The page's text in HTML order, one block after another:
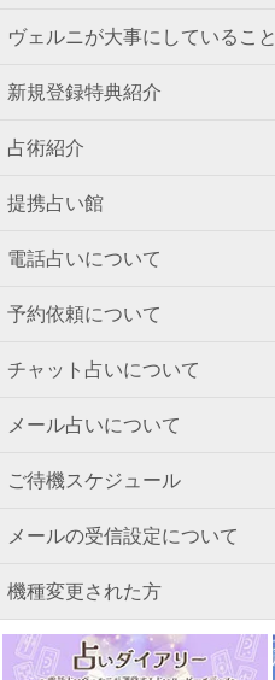
ヴェルニが大事にしていること
新規登録特典紹介
占術紹介
提携占い館
電話占いについて
予約依頼について
チャット占いについて
メール占いについて
ご待機スケジュール
メールの受信設定について
機種変更された方